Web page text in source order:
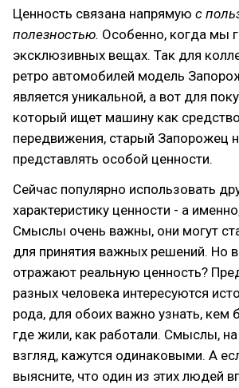
Ценность связана напрямую с
полезностью. Особенно, когда мы
эксклюзивных вещах. Так для
ретро автомобилей модель
является уникальной, а вот для
который ищет машину как средство
передвижения, старый Запорожец
представлять особой ценности.
Сейчас популярно использовать
характеристику ценности - а
Смыслы очень важны, они могут
для принятия важных решений. Но
отражают реальную ценность?
разных человека интересуются
рода, для обоих важно узнать, кем
где жили, как работали. Смыслы,
взгляд, кажутся одинаковыми. А
выясните, что один из этих людей